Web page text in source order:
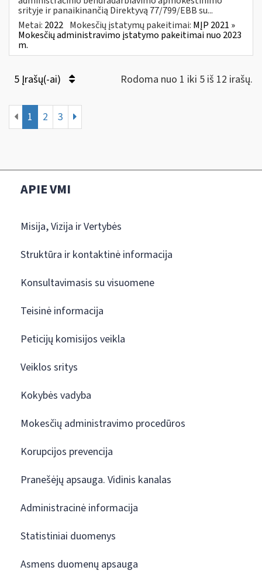
srityje ir panaikinančią Direktyvą 77/799/EBB su...
Metai: 2022 Mokesčių įstatymų pakeitimai: MĮP 2021 »
Mokesčių administravimo įstatymo pakeitimai nuo 2023
m.
5 Įrašų(-ai) Rodoma nuo 1 iki 5 iš 12 irašų.
1 2 3
APIE VMI
Misija, Vizija ir Vertybės
Struktūra ir kontaktinė informacija
Konsultavimasis su visuomene
Teisinė informacija
Peticijų komisijos veikla
Veiklos sritys
Kokybės vadyba
Mokesčių administravimo procedūros
Korupcijos prevencija
Pranešėjų apsauga. Vidinis kanalas
Administracinė informacija
Statistiniai duomenys
Asmens duomenų apsauga